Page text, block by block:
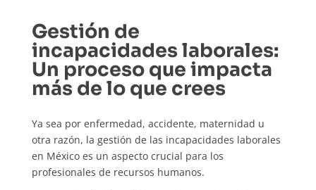
Gestión de
incapacidades laborales:
Un proceso que impacta
más de lo que crees
Ya sea por enfermedad, accidente, maternidad u
otra razón, la gestión de las incapacidades laborales
en México es un aspecto crucial para los
profesionales de recursos humanos.